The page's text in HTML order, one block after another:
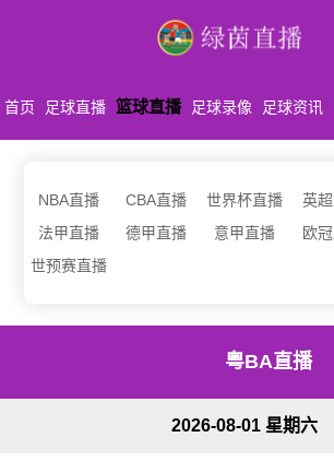
首页 足球直播 篮球直播 足球录像 足球资讯
NBA直播 CBA直播 世界杯直播 英
法甲直播
德甲直播 意甲直播 欧
世预赛直播
粤BA直播
2026-08-01 星期六